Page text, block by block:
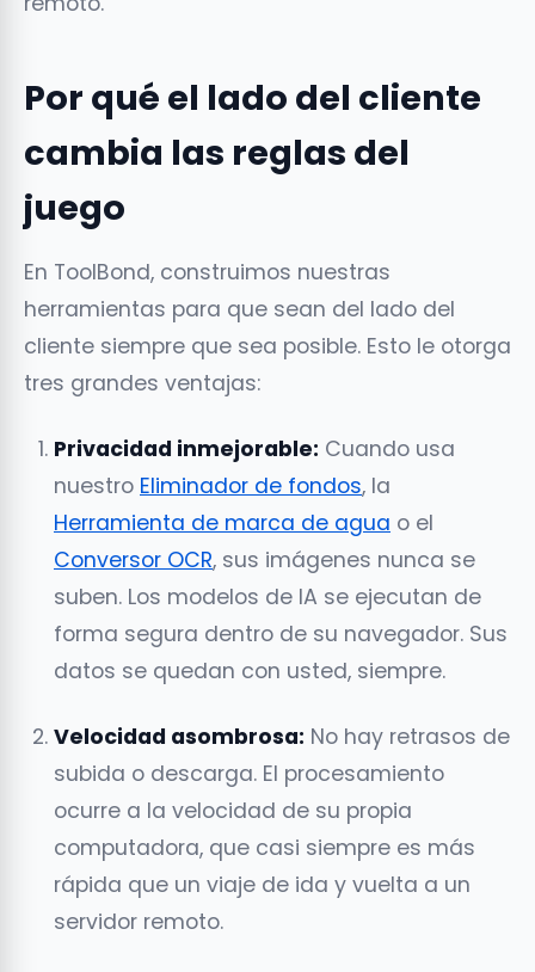
Por qué el lado del cliente
cambia las reglas del
juego
En ToolBond, construimos nuestras
herramientas para que sean del lado del
cliente siempre que sea posible. Esto le otorga
tres grandes ventajas:
Privacidad inmejorable: Cuando usa
nuestro Eliminador de fondos, la
Herramienta de marca de agua o el
Conversor OCR, sus imágenes nunca se
suben. Los modelos de IA se ejecutan de
forma segura dentro de su navegador. Sus
datos se quedan con usted, siempre.
Velocidad asombrosa: No hay retrasos de
subida o descarga. El procesamiento
ocurre a la velocidad de su propia
computadora, que casi siempre es más
rápida que un viaje de ida y vuelta a un
servidor remoto.